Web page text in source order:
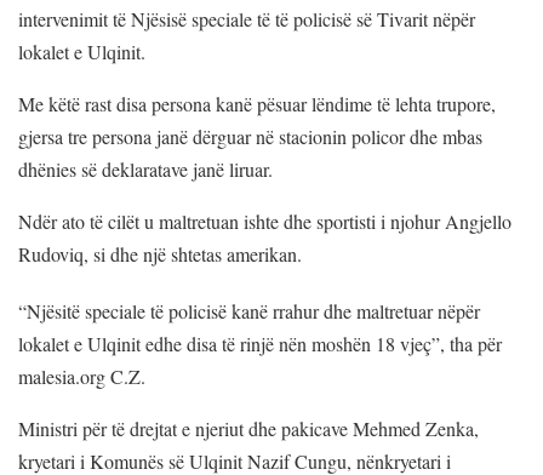
intervenimit të Njësisë speciale të të policisë së Tivarit nëpër
lokalet e Ulqinit.
Me këtë rast disa persona kanë pësuar lëndime të lehta trupore,
gjersa tre persona janë dërguar në stacionin policor dhe mbas
dhënies së deklaratave janë liruar.
Ndër ato të cilët u maltretuan ishte dhe sportisti i njohur Angjello
Rudoviq, si dhe një shtetas amerikan.
“Njësitë speciale të policisë kanë rrahur dhe maltretuar nëpër
lokalet e Ulqinit edhe disa të rinjë nën moshën 18 vjeç”, tha për
malesia.org C.Z.
Ministri për të drejtat e njeriut dhe pakicave Mehmed Zenka,
kryetari i Komunës së Ulqinit Nazif Cungu, nënkryetari i